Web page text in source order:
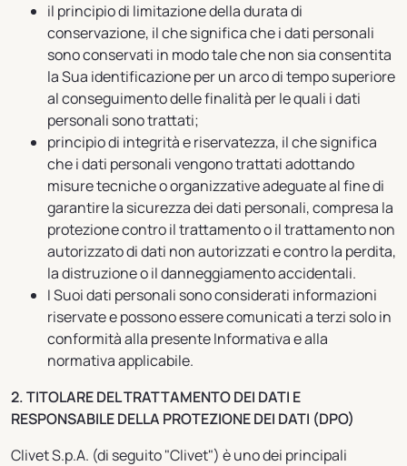
il principio di limitazione della durata di
conservazione, il che significa che i dati personali
sono conservati in modo tale che non sia consentita
la Sua identificazione per un arco di tempo superiore
al conseguimento delle finalità per le quali i dati
personali sono trattati;
principio di integrità e riservatezza, il che significa
che i dati personali vengono trattati adottando
misure tecniche o organizzative adeguate al fine di
garantire la sicurezza dei dati personali, compresa la
protezione contro il trattamento o il trattamento non
autorizzato di dati non autorizzati e contro la perdita,
la distruzione o il danneggiamento accidentali.
I Suoi dati personali sono considerati informazioni
riservate e possono essere comunicati a terzi solo in
conformità alla presente Informativa e alla
normativa applicabile.
2. TITOLARE DEL TRATTAMENTO DEI DATI E
RESPONSABILE DELLA PROTEZIONE DEI DATI (DPO)
Clivet S.p.A. (di seguito "Clivet") è uno dei principali